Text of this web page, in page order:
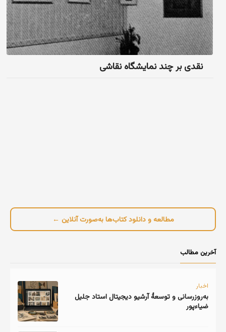
نقدی بر چند نمایشگاه نقاشی
مطالعه و دانلود کتاب‌ها به‌صورت آنلاین ←
آخرین مطالب
اخبار
به‌روزرسانی و توسعهٔ آرشیو دیجیتال استاد جلیل
ضیاءپور